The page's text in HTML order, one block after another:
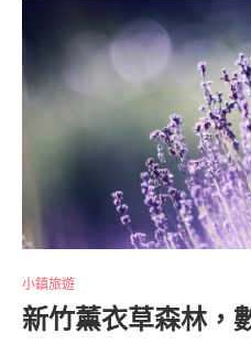
小鎮旅遊
新竹薰衣草森林，